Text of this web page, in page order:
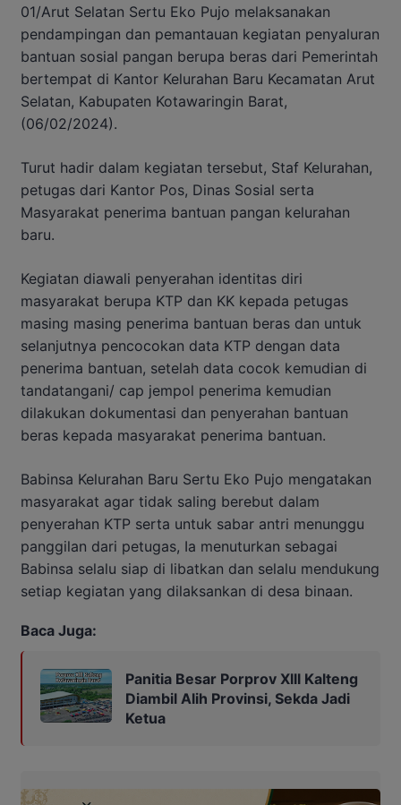
01/Arut Selatan Sertu Eko Pujo melaksanakan
pendampingan dan pemantauan kegiatan penyaluran
bantuan sosial pangan berupa beras dari Pemerintah
bertempat di Kantor Kelurahan Baru Kecamatan Arut
Selatan, Kabupaten Kotawaringin Barat,
(06/02/2024).
Turut hadir dalam kegiatan tersebut, Staf Kelurahan,
petugas dari Kantor Pos, Dinas Sosial serta
Masyarakat penerima bantuan pangan kelurahan
baru.
Kegiatan diawali penyerahan identitas diri
masyarakat berupa KTP dan KK kepada petugas
masing masing penerima bantuan beras dan untuk
selanjutnya pencocokan data KTP dengan data
penerima bantuan, setelah data cocok kemudian di
tandatangani/ cap jempol penerima kemudian
dilakukan dokumentasi dan penyerahan bantuan
beras kepada masyarakat penerima bantuan.
Babinsa Kelurahan Baru Sertu Eko Pujo mengatakan
masyarakat agar tidak saling berebut dalam
penyerahan KTP serta untuk sabar antri menunggu
panggilan dari petugas, Ia menuturkan sebagai
Babinsa selalu siap di libatkan dan selalu mendukung
setiap kegiatan yang dilaksankan di desa binaan.
Baca Juga:
Panitia Besar Porprov Xlll Kalteng
Diambil Alih Provinsi, Sekda Jadi
Ketua